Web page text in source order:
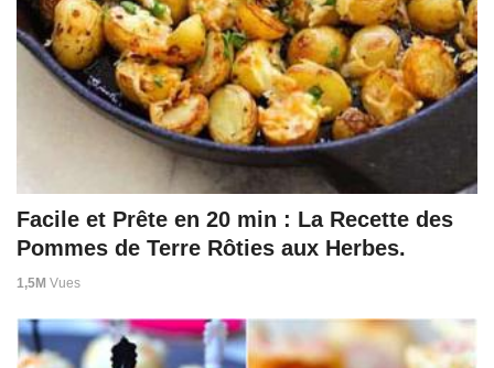
Facile et Prête en 20 min : La Recette des
Pommes de Terre Rôties aux Herbes.
1,5M Vues